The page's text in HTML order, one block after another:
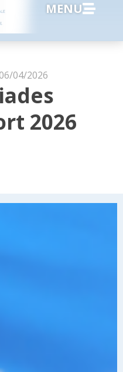
MENU
06/04/2026
2026